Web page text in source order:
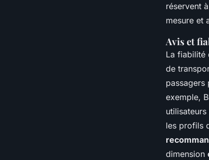
réservent
mesure et
Avis et
La fiabilité
de
passagers
exemple,
les profils
dimension